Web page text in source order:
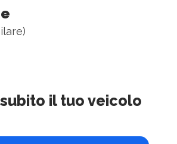
il tuo veicolo